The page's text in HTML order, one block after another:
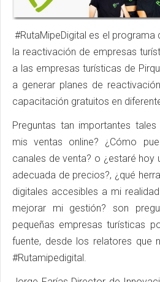
#RutaMipeDigital es el
la reactivación de empresas
a las empresas turísticas de
a generar planes de
capacitación gratuitos en
Preguntas tan importantes
mis ventas online? ¿Cómo
canales de venta? o ¿estaré hoy
adecuada de precios?, ¿qué
digitales accesibles a mi
mejorar mi gestión? son
pequeñas empresas turísticas
fuente, desde los relatores que
#Rutamipedigital.